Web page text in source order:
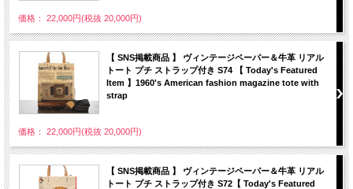
価格： 22,000円(税抜 20,000円)
【 SNS掲載商品 】 ヴィンテージペーパー＆牛革 リアル
トート プチ ストラップ付き S74 【 Today's Featured
Item 】1960's American fashion magazine tote with
strap
価格： 22,000円(税抜 20,000円)
【 SNS掲載商品 】 ヴィンテージペーパー＆牛革 リアル
トート プチ ストラップ付き S72【 Today's Featured